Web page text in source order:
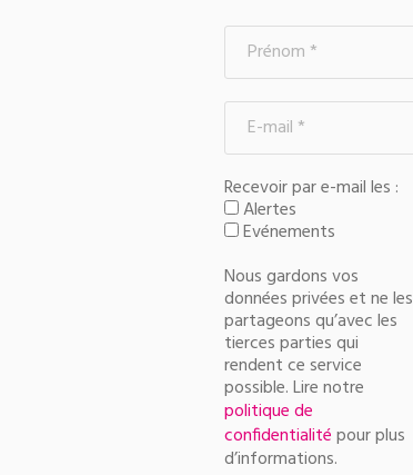
Recevoir par e-mail les :
Alertes
Evénements
Nous gardons vos
données privées et ne les
partageons qu’avec les
tierces parties qui
rendent ce service
possible. Lire notre
politique de
confidentialitépour plus
d’informations.